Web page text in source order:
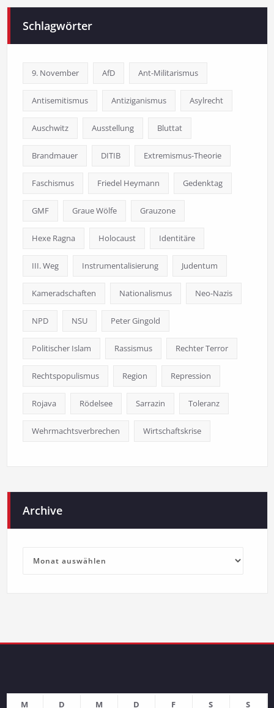
Schlagwörter
9. November AfD Ant-Militarismus
Antisemitismus Antiziganismus Asylrecht
Auschwitz Ausstellung Bluttat
Brandmauer DITIB Extremismus-Theorie
Faschismus Friedel Heymann Gedenktag
GMF Graue Wölfe Grauzone
Hexe Ragna Holocaust Identitäre
III. Weg Instrumentalisierung Judentum
Kameradschaften Nationalismus Neo-Nazis
NPD NSU Peter Gingold
Politischer Islam Rassismus Rechter Terror
Rechtspopulismus Region Repression
Rojava Rödelsee Sarrazin Toleranz
Wehrmachtsverbrechen Wirtschaftskrise
Archive
M D M D F S
S